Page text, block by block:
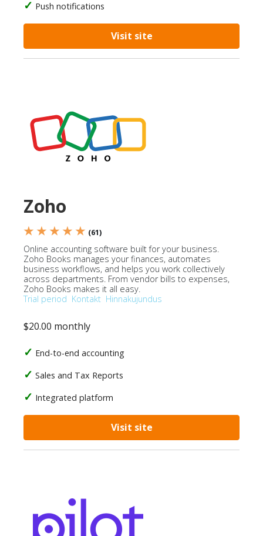
Push notifications
Visit site
Zoho
★ ★ ★ ★ ★ (61)
Online accounting software built for your business.
Zoho Books manages your finances, automates
business workflows, and helps you work collectively
across departments. From vendor bills to expenses,
Zoho Books makes it all easy.
Trial period Kontakt Hinnakujundus
$20.00 monthly
End-to-end accounting
Sales and Tax Reports
Integrated platform
Visit site